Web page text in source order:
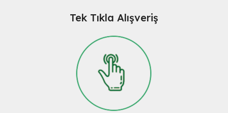
Tek Tıkla Alışveriş